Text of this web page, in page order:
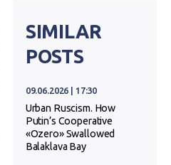
SIMILAR
POSTS
09.06.2026 | 17:30
Urban Ruscism. How
Putin’s Cooperative
«Ozero» Swallowed
Balaklava Bay